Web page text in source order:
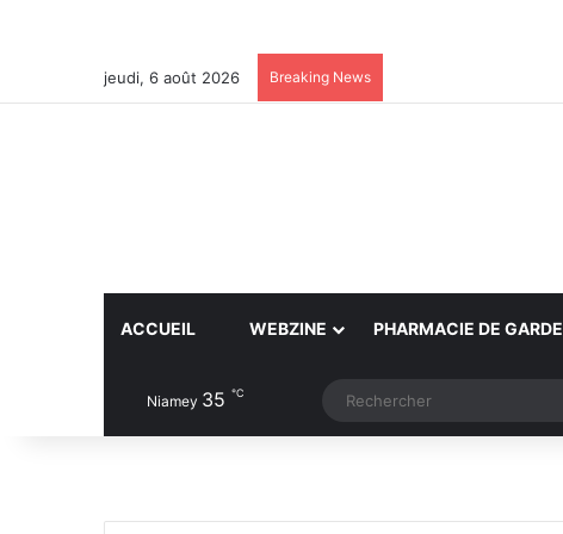
jeudi, 6 août 2026 Breaking News
ACCUEIL WEBZINE PHARMACIE DE GARDE
Niamey 35 ℃ Article Aléatoire
Switch skin